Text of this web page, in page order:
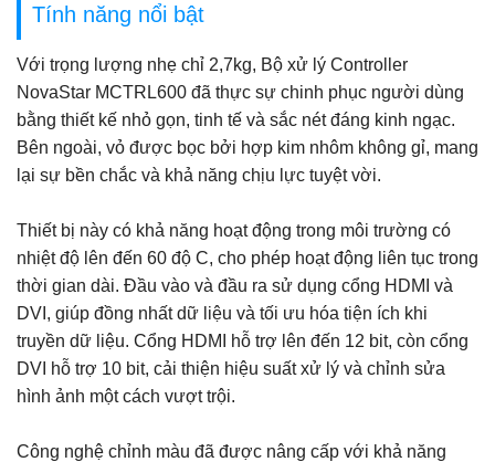
Tính năng nổi bật
Với trọng lượng nhẹ chỉ 2,7kg, Bộ xử lý Controller
NovaStar MCTRL600 đã thực sự chinh phục người dùng
bằng thiết kế nhỏ gọn, tinh tế và sắc nét đáng kinh ngạc.
Bên ngoài, vỏ được bọc bởi hợp kim nhôm không gỉ, mang
lại sự bền chắc và khả năng chịu lực tuyệt vời.
Thiết bị này có khả năng hoạt động trong môi trường có
nhiệt độ lên đến 60 độ C, cho phép hoạt động liên tục trong
thời gian dài. Đầu vào và đầu ra sử dụng cổng HDMI và
DVI, giúp đồng nhất dữ liệu và tối ưu hóa tiện ích khi
truyền dữ liệu. Cổng HDMI hỗ trợ lên đến 12 bit, còn cổng
DVI hỗ trợ 10 bit, cải thiện hiệu suất xử lý và chỉnh sửa
hình ảnh một cách vượt trội.
Công nghệ chỉnh màu đã được nâng cấp với khả năng